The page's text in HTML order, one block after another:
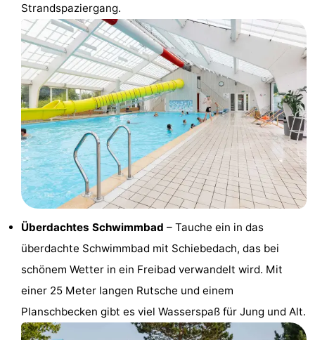
Städte
Natur
Führungen
Sport
Schwimmbader
Radfahren
Wandern
Golfplatze
Sportangeln
Seehunden
Strandspaziergang.
Überdachtes Schwimmbad – Tauche ein in das
überdachte Schwimmbad mit Schiebedach, das bei
schönem Wetter in ein Freibad verwandelt wird. Mit
einer 25 Meter langen Rutsche und einem
Planschbecken gibt es viel Wasserspaß für Jung und Alt.